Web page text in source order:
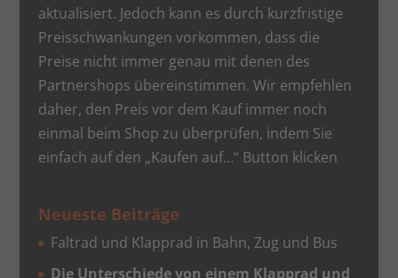
aktualisiert. Jedoch kann es durch kurzfristige
Preisschwankungen vorkommen, dass die
Preise nicht immer genau mit denen des
Partnershops übereinstimmen. Wir empfehlen
daher, den Preis vor dem Kauf immer noch
einmal beim Shop zu überprüfen, indem Sie
einfach auf den „Kaufen auf…“ Button klicken
Neueste Beiträge
Faltrad und Klapprad in Bahn, Zug und Bus
Die Unterschiede von einem Klapprad und